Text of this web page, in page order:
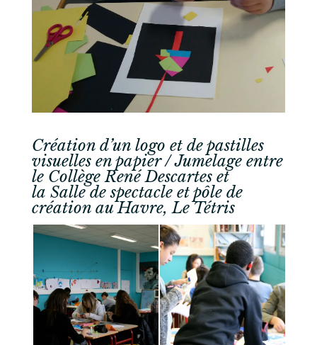
Création d’un logo et de pastilles
visuelles en papier / Jumelage entre
le Collège René Descartes et
la Salle de spectacle et pôle de
création au Havre, Le Tétris